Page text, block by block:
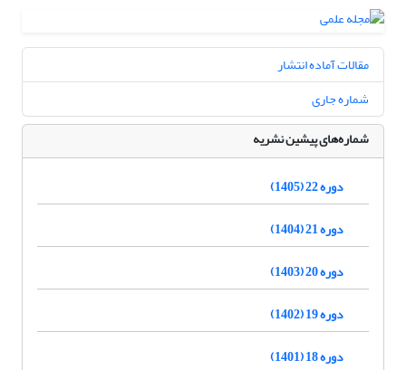
مقالات آماده انتشار
شماره جاری
شماره‌های پیشین نشریه
دوره 22 (1405)
دوره 21 (1404)
دوره 20 (1403)
دوره 19 (1402)
دوره 18 (1401)